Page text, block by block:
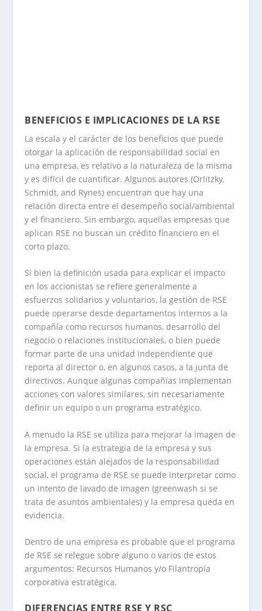
BENEFICIOS E IMPLICACIONES DE LA RSE
La escala y el carácter de los beneficios que puede
otorgar la aplicación de responsabilidad social en
una empresa, es relativo a la naturaleza de la misma
y es difícil de cuantificar. Algunos autores (Orlitzky,
Schmidt, and Rynes) encuentran que hay una
relación directa entre el desempeño social/ambiental
y el financiero. Sin embargo, aquellas empresas que
aplican RSE no buscan un crédito financiero en el
corto plazo.
Si bien la definición usada para explicar el impacto
en los accionistas se refiere generalmente a
esfuerzos solidarios y voluntarios, la gestión de RSE
puede operarse desde departamentos internos a la
compañía como recursos humanos, desarrollo del
negocio o relaciones institucionales, o bien puede
formar parte de una unidad independiente que
reporta al director o, en algunos casos, a la junta de
directivos. Aunque algunas compañías implementan
acciones con valores similares, sin necesariamente
definir un equipo o un programa estratégico.
A menudo la RSE se utiliza para mejorar la imagen de
la empresa. Si la estrategia de la empresa y sus
operaciones están alejados de la responsabilidad
social, el programa de RSE se puede interpretar como
un intento de lavado de imagen (greenwash si se
trata de asuntos ambientales) y la empresa queda en
evidencia.
Dentro de una empresa es probable que el programa
de RSE se relegue sobre alguno o varios de estos
argumentos: Recursos Humanos y/o Filantropía
corporativa estratégica.
DIFERENCIAS ENTRE RSE Y RSC